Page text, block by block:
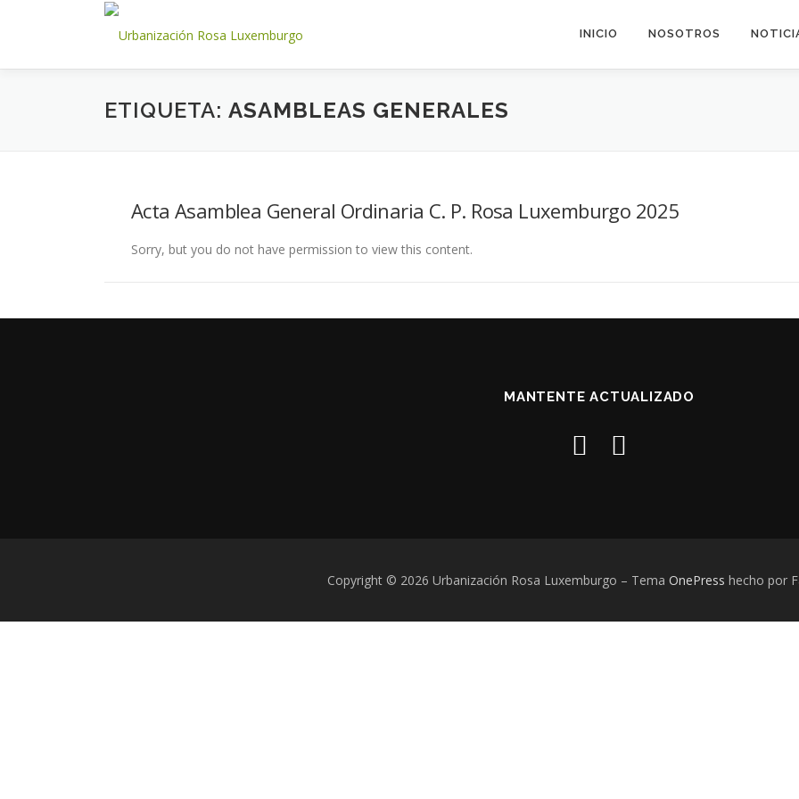
INICIO NOSOTROS
ETIQUETA: ASAMBLEAS GENERALES
Acta Asamblea General Ordinaria C. P. Rosa Luxemburgo 2025
Sorry, but you do not have permission to view this content.
MANTENTE ACTUALIZADO
Copyright © 2026 Urbanización Rosa Luxemburgo – Tema OnePress hecho por